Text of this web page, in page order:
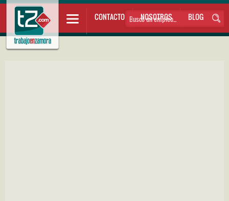
CONTACTO NOSOTROS BLOG